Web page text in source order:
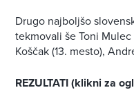
Drugo najboljšo
tekmovali še Toni Mulec
Koščak (13. mesto),
REZULTATI (klikni za